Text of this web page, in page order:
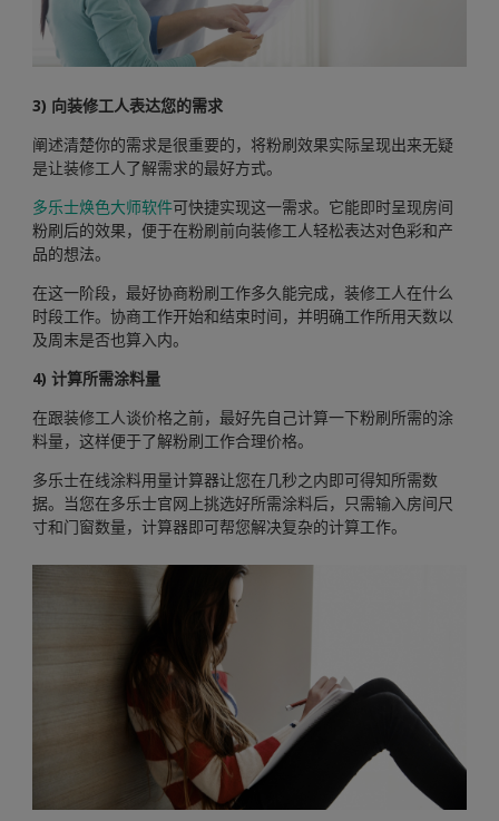
3) 向装修工人表达您的需求
阐述清楚你的需求是很重要的，将粉刷效果实际呈现出来无疑
是让装修工人了解需求的最好方式。
多乐士焕色大师软件可快捷实现这一需求。它能即时呈现房间
粉刷后的效果，便于在粉刷前向装修工人轻松表达对色彩和产
品的想法。
在这一阶段，最好协商粉刷工作多久能完成，装修工人在什么
时段工作。协商工作开始和结束时间，并明确工作所用天数以
及周末是否也算入内。
4) 计算所需涂料量
在跟装修工人谈价格之前，最好先自己计算一下粉刷所需的涂
料量，这样便于了解粉刷工作合理价格。
多乐士在线涂料用量计算器让您在几秒之内即可得知所需数
据。当您在多乐士官网上挑选好所需涂料后，只需输入房间尺
寸和门窗数量，计算器即可帮您解决复杂的计算工作。